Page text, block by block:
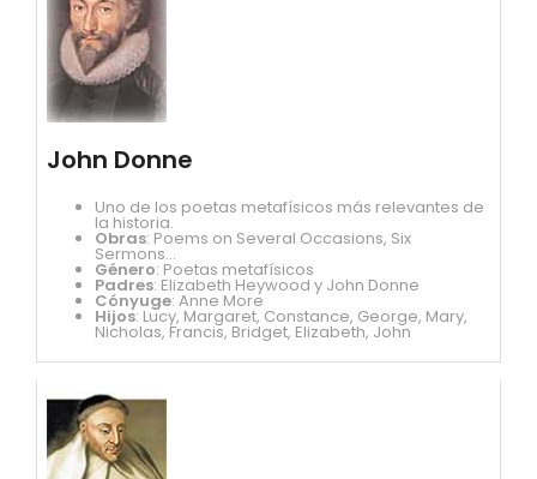
John Donne
Uno de los poetas metafísicos más relevantes de
la historia.
Obras: Poems on Several Occasions, Six
Sermons...
Género: Poetas metafísicos
Padres: Elizabeth Heywood y John Donne
Cónyuge: Anne More
Hijos: Lucy, Margaret, Constance, George, Mary,
Nicholas, Francis, Bridget, Elizabeth, John